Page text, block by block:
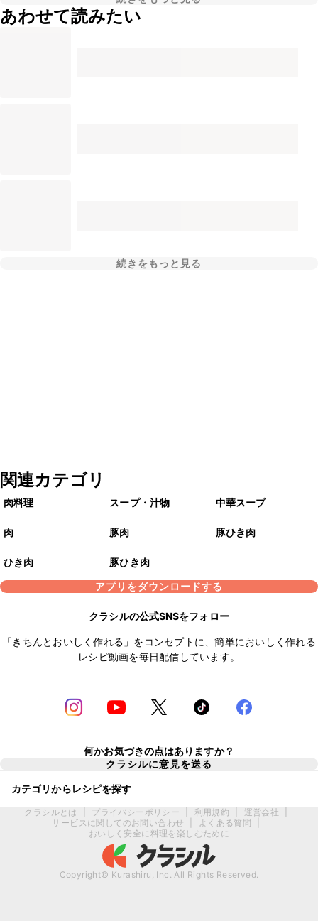
あわせて読みたい
続きをもっと見る
関連カテゴリ
肉料理 スープ・汁物 中華スープ
肉 豚肉 豚ひき肉
ひき肉
豚ひき肉
アプリをダウンロードする
クラシルの公式SNSをフォロー
「きちんとおいしく作れる」をコンセプトに、簡単においしく作れる
レシピ動画を毎日配信しています。
何かお気づきの点はありますか？
クラシルに意見を送る
カテゴリからレシピを探す
クラシルとは プライバシーポリシー 利用規約 運営会社
サービスに関してのお問い合わせ
よくある質問
おいしく安全に料理を楽しむために
Copyright© Kurashiru, Inc. All Rights Reserved.